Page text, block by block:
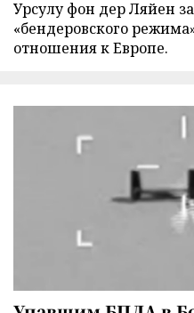
Урсулу фон дер Ляйен
«бендеровского
отношения к Европе.